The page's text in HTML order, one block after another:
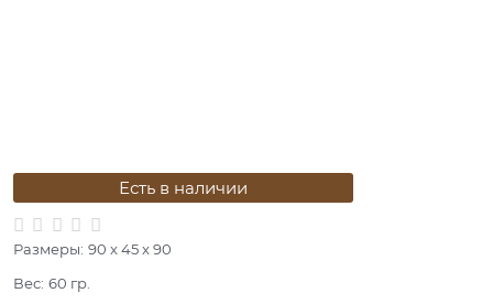
Есть в наличии
Размеры: 90 x 45 x 90
Вес: 60 гр.